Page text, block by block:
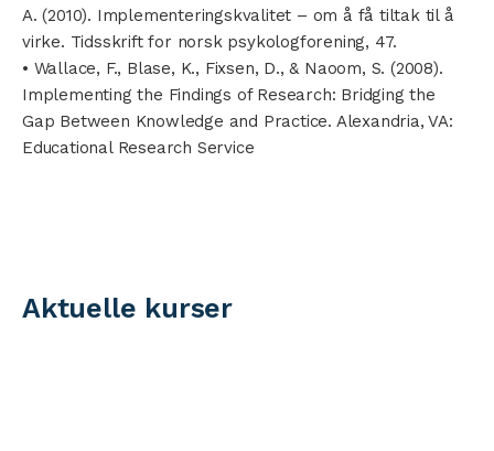
A. (2010). Implementeringskvalitet – om å få tiltak til å
virke. Tidsskrift for norsk psykologforening, 47.
• Wallace, F., Blase, K., Fixsen, D., & Naoom, S. (2008).
Implementing the Findings of Research: Bridging the
Gap Between Knowledge and Practice. Alexandria, VA:
Educational Research Service
Aktuelle kurser